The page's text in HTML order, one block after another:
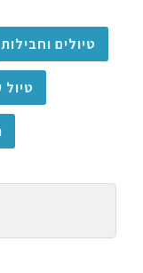
טיולים וחבילות